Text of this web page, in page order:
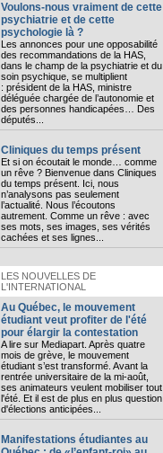
Voulons-nous vraiment de cette
psychiatrie et de cette
psychologie là ?
Les annonces pour une opposabilité
des recommandations de la HAS,
dans le champ de la psychiatrie et du
soin psychique, se multiplient
: président de la HAS, ministre
déléguée chargée de l’autonomie et
des personnes handicapées… Des
députés...
Cliniques du temps présent
Et si on écoutait le monde… comme
un rêve ? Bienvenue dans Cliniques
du temps présent. Ici, nous
n’analysons pas seulement
l’actualité. Nous l’écoutons
autrement. Comme un rêve : avec
ses mots, ses images, ses vérités
cachées et ses lignes...
LES NOUVELLES DE
L'INTERNATIONAL
Au Québec, le mouvement
étudiant veut profiter de l'été
pour élargir la contestation
A lire sur Mediapart. Après quatre
mois de grève, le mouvement
étudiant s’est transformé. Avant la
rentrée universitaire de la mi-août,
ses animateurs veulent mobiliser tout
l'été. Et il est de plus en plus question
d'élections anticipées...
Manifestations étudiantes au